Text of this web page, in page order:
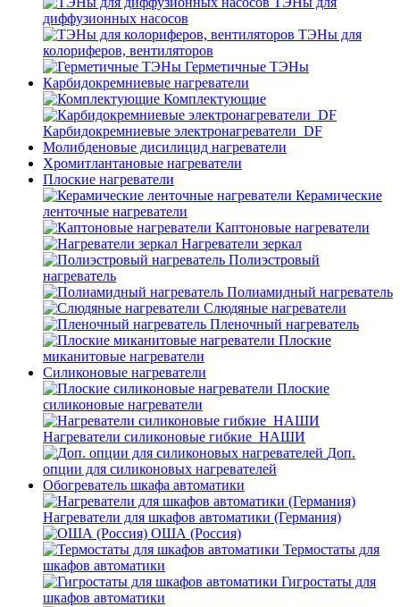
диффузионных насосов
ТЭНы для
колориферов, вентиляторов
Герметичные ТЭНы
Карбидокремниевые нагреватели
Комплектующие
Карбидокремниевые электронагреватели_DF
Молибденовые дисилицид нагреватели
Хромитлантановые нагреватели
Плоские нагреватели
Керамические
ленточные нагреватели
Каптоновые нагреватели
Нагреватели зеркал
Полиэстровый
нагреватель
Полиамидный нагреватель
Слюдяные нагреватели
Пленочный нагреватель
Плоские
миканитовые нагреватели
Силиконовые нагреватели
Плоские
силиконовые нагреватели
Нагреватели силиконовые гибкие_НАШИ
Доп.
опции для силиконовых нагревателей
Обогреватель шкафа автоматики
Нагреватели для шкафов автоматики (Германия)
ОША (Россия)
Термостаты для
шкафов автоматики
Гигростаты для
шкафов автоматики